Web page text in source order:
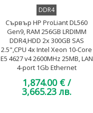
DDR4
Сървър HP ProLiant DL560
Gen9, RAM 256GB LRDIMM
DDR4,HDD 2x 300GB SAS
2.5",CPU 4x Intel Xeon 10-Core
E5 4627 v4 2600MHz 25MB, LAN
4-port 1Gb Ethernet
Platinum, A клас
1,874.00 € /
3,665.23 лв.